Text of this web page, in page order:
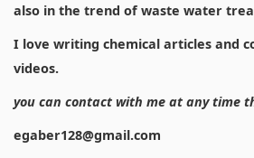
also in the trend of waste water
I love writing chemical articles and
videos.
you can contact with me at any time
egaber128@gmail.com